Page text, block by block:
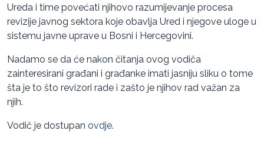
Ureda i time povećati njihovo razumijevanje procesa
revizije javnog sektora koje obavlja Ured i njegove uloge u
sistemu javne uprave u Bosni i Hercegovini.
Nadamo se da će nakon čitanja ovog vodiča
zainteresirani građani i građanke imati jasniju sliku o tome
šta je to što revizori rade i zašto je njihov rad važan za
njih.
Vodič je dostupan ovdje.